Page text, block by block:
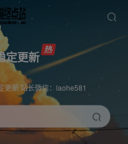
定更新
更新 站长微信：laohe581